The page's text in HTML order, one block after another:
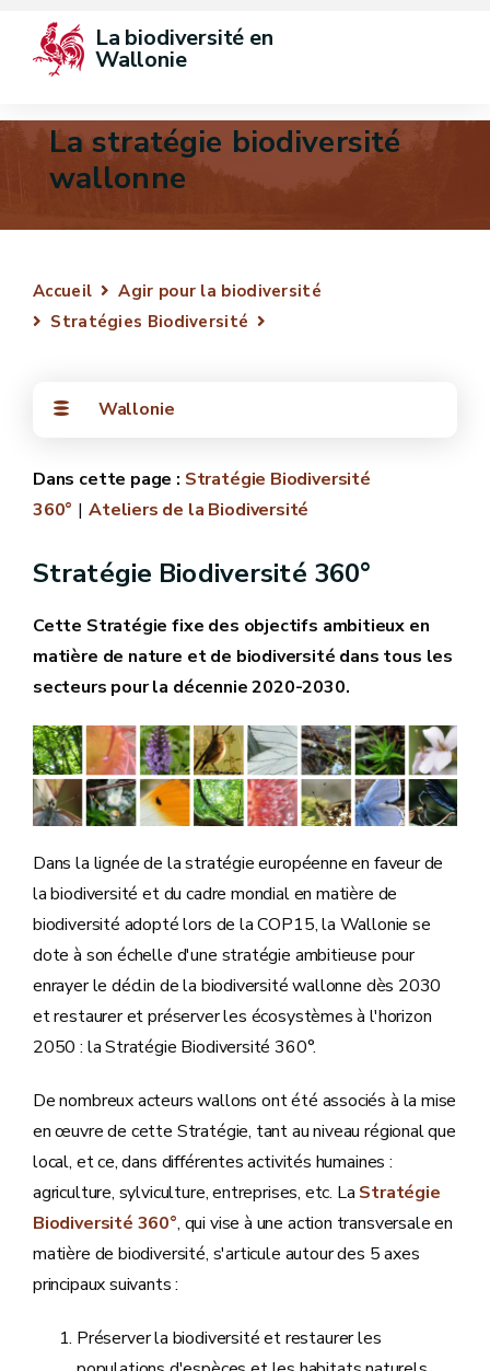
La biodiversité en
Wallonie
La stratégie biodiversité
wallonne
Accueil
Agir pour la biodiversité
Stratégies Biodiversité
Wallonie
Stratégie Biodiversité
360°
Ateliers de la Biodiversité
Stratégie Biodiversité 360°
Cette Stratégie fixe des objectifs ambitieux en
matière de nature et de biodiversité dans tous les
secteurs pour la décennie 2020-2030.
Dans la lignée de la stratégie européenne en faveur de
la biodiversité et du cadre mondial en matière de
biodiversité adopté lors de la COP15, la Wallonie se
dote à son échelle d'une stratégie ambitieuse pour
enrayer le déclin de la biodiversité wallonne dès 2030
et restaurer et préserver les écosystèmes à l'horizon
2050 : la Stratégie Biodiversité 360°.
De nombreux acteurs wallons ont été associés à la mise
en œuvre de cette Stratégie, tant au niveau régional que
local, et ce, dans différentes activités humaines :
agriculture, sylviculture, entreprises, etc. La Stratégie
Biodiversité 360°, qui vise à une action transversale en
matière de biodiversité, s'articule autour des 5 axes
principaux suivants :
Préserver la biodiversité et restaurer les